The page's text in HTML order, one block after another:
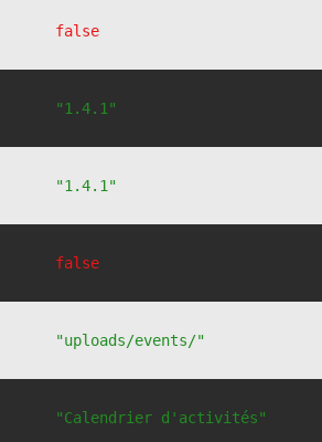
false
"1.4.1"
"1.4.1"
false
"uploads/events/"
"Calendrier d'activités"